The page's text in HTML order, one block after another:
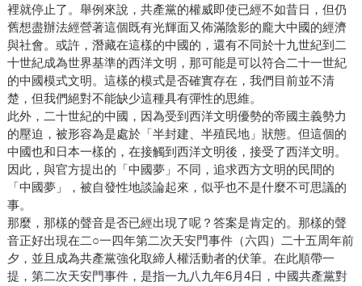
裡就停止了。舉例來說，共產黨的權威即使已經不如昔日，但仍
舊想盡辦法經營著這個既有光輝面又佈滿陰影的龐大中國的經濟
與社會。或許，潛藏在這樣的中國的，還有不同於十九世紀到二
十世紀成為世界基準的西洋文明，那可能是可以符合二十一世紀
的中國模式文明。這樣的模式是否確實存在，我們目前並不清
楚，但我們絕對不能缺少這種具有彈性的思維。
此外，二十世紀的中國，因為受到西洋文明優勢的帝國主義勢力
的壓迫，被形容為是處於「半封建、半殖民地」狀態。但這個的
中國也和日本一樣的，在接觸到西洋文明後，接受了西洋文明。
因此，與官方提出的「中國夢」不同，追求西方文明的民間的
「中國夢」，被自發性地談論起來，似乎也不是什麼不可思議的
事。
那麼，那樣的聲音是否已經出現了呢？答案是肯定的。那樣的聲
音正好出現在二○一四年第二次天安門事件（六四）二十五周年前
夕，並且成為共產黨強化取締人權活動者的伏筆。在此順帶一
提，第二次天安門事件，是指一九八九年6月4日，中國共產黨對